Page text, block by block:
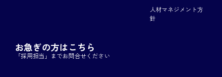
人材マネジメント方
針
お急ぎの方はこちら
「採用担当」までお問合せください